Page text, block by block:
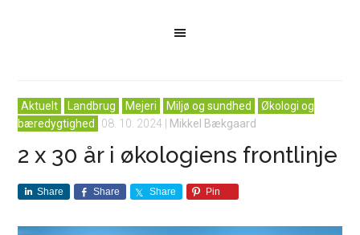
Aktuelt Landbrug Mejeri Miljø og sundhed
Økologi og
bæredygtighed
08. 10. 2024 Mikkel Bækgaard
2 x 30 år i økologiens frontlinje
Share Share Share Pin